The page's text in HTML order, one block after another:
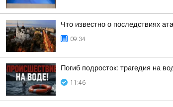
Что известно о последствиях
09:34
Погиб подросток: трагедия на
11:46